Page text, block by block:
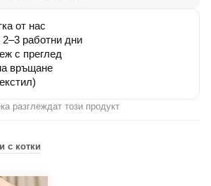
от нас
работни дни
с преглед
връщане
разглеждат този продукт
с котки